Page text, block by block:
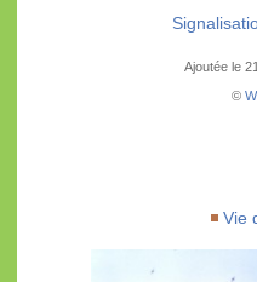
Ajoutée le
©
Vie